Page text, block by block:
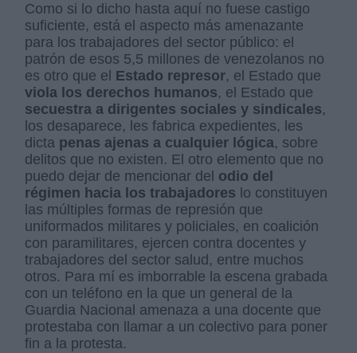
Como si lo dicho hasta aquí no fuese castigo
suficiente, está el aspecto más amenazante
para los trabajadores del sector público: el
patrón de esos 5,5 millones de venezolanos no
es otro que el Estado represor, el Estado que
viola los derechos humanos, el Estado que
secuestra a dirigentes sociales y sindicales,
los desaparece, les fabrica expedientes, les
dicta penas ajenas a cualquier lógica, sobre
delitos que no existen. El otro elemento que no
puedo dejar de mencionar del odio del
régimen hacia los trabajadores lo constituyen
las múltiples formas de represión que
uniformados militares y policiales, en coalición
con paramilitares, ejercen contra docentes y
trabajadores del sector salud, entre muchos
otros. Para mí es imborrable la escena grabada
con un teléfono en la que un general de la
Guardia Nacional amenaza a una docente que
protestaba con llamar a un colectivo para poner
fin a la protesta.